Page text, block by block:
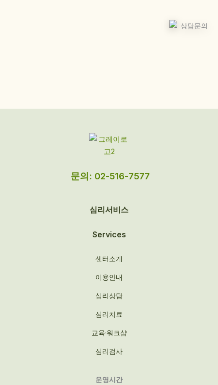
문의: 02-516-7577
심리서비스
Services
센터소개
이용안내
심리상담
심리치료
교육·워크샵
심리검사
운영시간